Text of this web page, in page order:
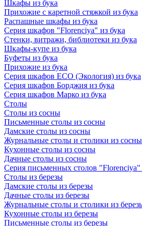
Шкафы из бука
Прихожие с каретной стяжкой из бука
Распашные шкафы из бука
Серия шкафов "Florenciya" из бука
Стенки, витражи, библиотеки из бука
Шкафы-купе из бука
Буфеты из бука
Прихожие из бука
Серия шкафов ECO (Экология) из бука
Серия шкафов Борджия из бука
Серия шкафов Марко из бука
Столы
Столы из сосны
Письменные столы из сосны
Дамские столы из сосны
Журнальные столы и столики из сосны
Кухонные столы из сосны
Дачные столы из сосны
Серия письменных столов "Florenciya"
Столы из березы
Дамские столы из березы
Дачные столы из березы
Журнальные столы и столики из
Кухонные столы из березы
Письменные столы из березы